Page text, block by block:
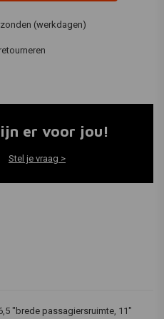
(werkdagen)
er voor jou!
Stel je vraag >
"brede passagiersruimte, 11"